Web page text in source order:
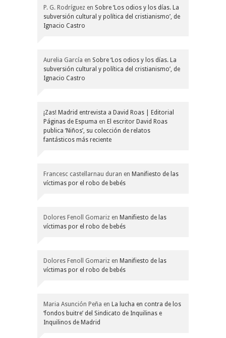
P. G. Rodríguez en Sobre ‘Los odios y los días. La
subversión cultural y política del cristianismo’, de
Ignacio Castro
Aurelia García en Sobre ‘Los odios y los días. La
subversión cultural y política del cristianismo’, de
Ignacio Castro
¡Zas! Madrid entrevista a David Roas | Editorial
Páginas de Espuma en El escritor David Roas
publica ‘Niños’, su colección de relatos
fantásticos más reciente
Francesc castellarnau duran en Manifiesto de las
víctimas por el robo de bebés
Dolores Fenoll Gomariz en Manifiesto de las
víctimas por el robo de bebés
Dolores Fenoll Gomariz en Manifiesto de las
víctimas por el robo de bebés
Maria Asunción Peña en La lucha en contra de los
‘fondos buitre’ del Sindicato de Inquilinas e
Inquilinos de Madrid